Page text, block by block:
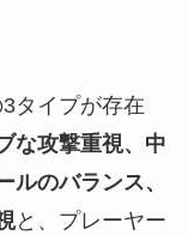
タイプが存在
な攻撃重視、中
のバランス、
と、プレーヤー